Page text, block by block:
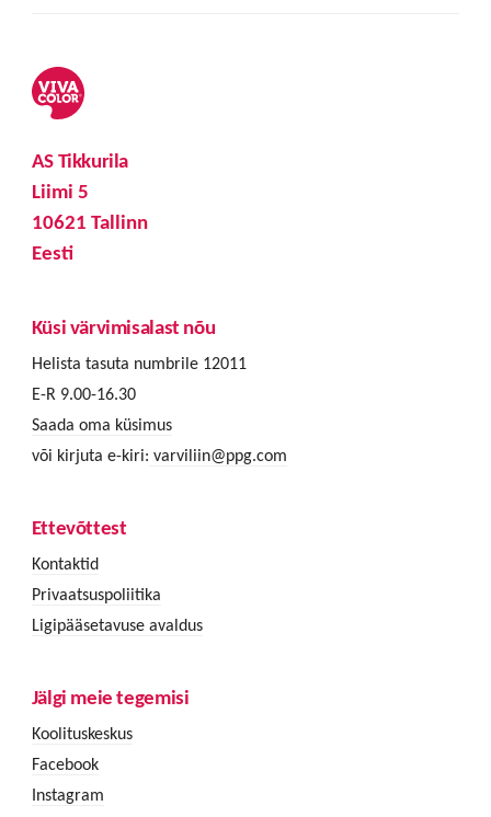
AS Tikkurila
Liimi 5
10621 Tallinn
Eesti
Küsi värvimisalast nõu
Helista tasuta numbrile 12011
E-R 9.00-16.30
Saada oma küsimus
või kirjuta e-kiri: varviliin@ppg.com
Ettevõttest
Kontaktid
Privaatsuspoliitika
Ligipääsetavuse avaldus
Jälgi meie tegemisi
Koolituskeskus
Facebook
Instagram